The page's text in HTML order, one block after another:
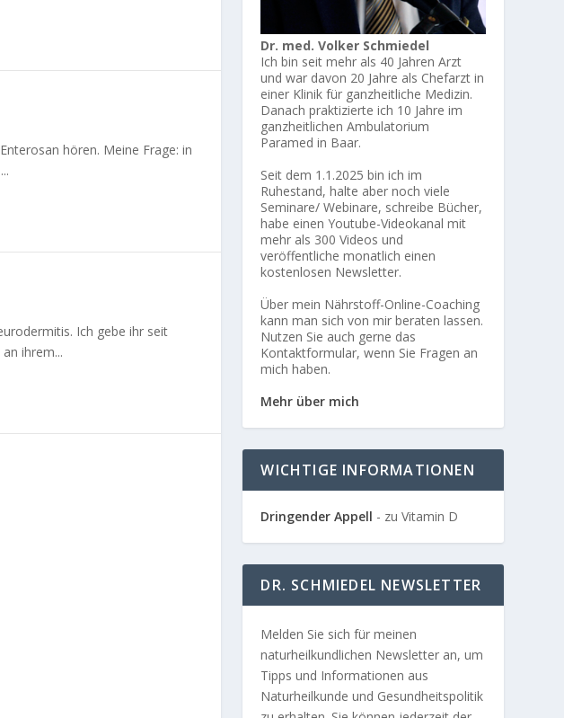
hören. Meine Frage: in
Ich gebe ihr seit
ihrem...
Dr. med. Volker Schmiedel
Ich bin seit mehr als 40 Jahren Arzt
und war davon 20 Jahre als Chefarzt in
einer Klinik für ganzheitliche Medizin.
Danach praktizierte ich 10 Jahre im
ganzheitlichen Ambulatorium
Paramed in Baar.
Seit dem 1.1.2025 bin ich im
Ruhestand, halte aber noch viele
Seminare/ Webinare, schreibe Bücher,
habe einen Youtube-Videokanal mit
mehr als 300 Videos und
veröffentliche monatlich einen
kostenlosen Newsletter.
Über mein Nährstoff-Online-Coaching
kann man sich von mir beraten lassen.
Nutzen Sie auch gerne das
Kontaktformular, wenn Sie Fragen an
mich haben.
Mehr über mich
WICHTIGE INFORMATIONEN
Dringender Appell - zu Vitamin D
DR. SCHMIEDEL NEWSLETTER
Melden Sie sich für meinen
naturheilkundlichen Newsletter an, um
Tipps und Informationen aus
Naturheilkunde und Gesundheitspolitik